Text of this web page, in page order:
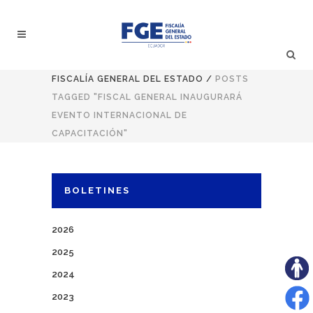
FISCALÍA GENERAL DEL ESTADO / POSTS
TAGGED "FISCAL GENERAL INAUGURARÁ
EVENTO INTERNACIONAL DE
CAPACITACIÓN"
BOLETINES
2026
2025
2024
2023